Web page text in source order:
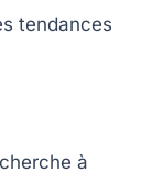
tendances
à